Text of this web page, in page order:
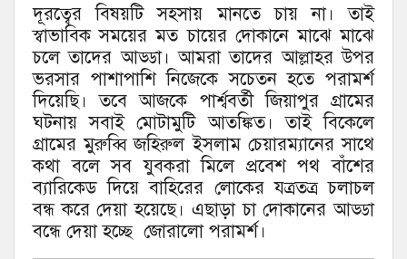
দূরত্বের বিষয়টি সহসায় মানতে চায় না। তাই
স্বাভাবিক সময়ের মত চায়ের দোকানে মাঝে মাঝে
চলে তাদের আড্ডা। আমরা তাদের আল্লাহর উপর
ভরসার পাশাপাশি নিজেকে সচেতন হতে পরামর্শ
দিয়েছি। তবে আজকে পার্শ্ববর্তীজিয়াপুর গ্রামের
ঘটনায় সবাই মোটামুটি আতঙ্কিত। তাই বিকেলে
গ্রামের মুরুব্বি জহিরুল ইসলাম চেয়ারম্যানের সাথে
কথা বলে সব যুবকরা মিলে প্রবেশ পথ বাঁশের
ব্যারিকেড দিয়ে বাহিরের লোকের যত্রতত্র চলাচল
বন্ধ করে দেয়া হয়েছে। এছাড়া চা দোকানের আড্ডা
বন্ধে দেয়া হচ্ছে জোরালোপরামর্শ।